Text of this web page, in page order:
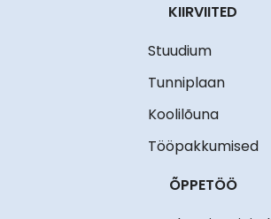
KIIRVIITED
Stuudium
Tunniplaan
Koolilõuna
Tööpakkumised
ÕPPETÖÖ